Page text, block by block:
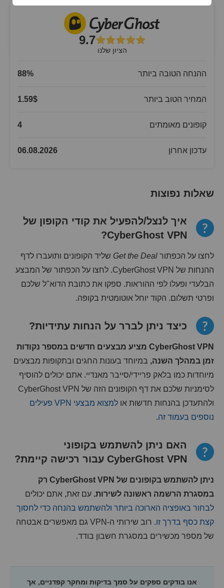
9.7
הציון שלנו
ההנחה הטובה ביותר 88%
המחיר הטוב ביותר 1.59$
קופונים מאומתים 4
עדכון אחרון 06.08.2026
שאלות נפוצות
איך לנצל/להפעיל את קודי הקופון של
CyberGhost VPN?
לחצו על הכפתור Get the Deal שליד הקופונים ותועברו לדף
ההנחות של CyberGhost VPN. לחצו על הכפתור של המבצע
הבלעדי ופעלו לפי ההוראות. ספקו את כתובת הדוא"ל שלכם
ופרטי תשלום. הקוד יוחל אוטומטית בקופה.
כיצד ניתן לברר על הנחות עתידיות?
CyberGhost VPN מציע מבצעים חדשים במספר נקודות
זמן במהלך השנה, במיוחד בעונות החגים ובתקופות מבצעים
מיוחדות כמו בלאק פריידי/סייבר מאנדיי. אתם יכולים להוסיף
לסימניות שלכם את דף הקופונים הזה של CyberGhost VPN
ולהתעדכן בהנחות חדשות או
למצוא מבצעי VPN פעילים
נוספים בעמוד זה.
האם ניתן להשתמש בקופוני
CyberGhost VPN עבור רכישה קיימת?
ניתן להשתמש בקופונים של CyberGhost VPN רק
במסגרת הרשמה ראשונה לשירות. עם זאת, אתם יכולים
לבחור באופציה הארוכה ביותר ולהשתמש בהנחה כדי לחסוך
קצת כסף בדרך זו.
רוב שירותי ה-VPN גם מאפשרים אבטחה
של מספר מכשירים במסגרת חשבון בודד.
אנו בודקים ספקים על סמך בדיקות ומחקר קפדניים, אך